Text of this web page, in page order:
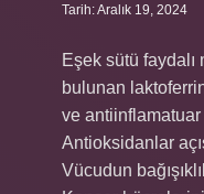
Tarih: Aralık 19, 2024
Eşek sütü faydalı
bulunan
ve
Antioksidanlar
Vücudun